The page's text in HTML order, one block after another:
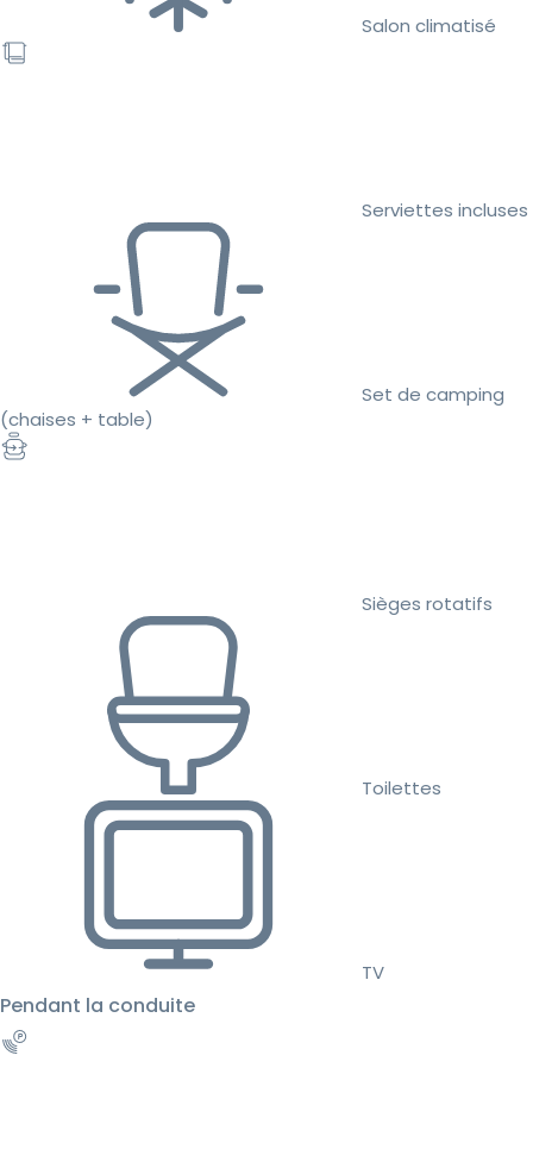
Salon climatisé
Serviettes incluses
Set de camping
(chaises + table)
Sièges rotatifs
Toilettes
TV
Pendant la conduite